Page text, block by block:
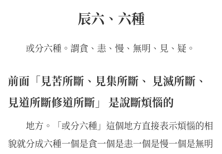
辰六、六種
或分六種。謂貪、恚、慢、無明、見、疑。
前面「見苦所斷、見集所斷、 見滅所斷、
見道所斷修道所斷」 是說斷煩惱的
地方。「或分六種」這個地方直接表示煩惱的相
貌就分成六種一個是貪一個是恚一個是慢一個是無明